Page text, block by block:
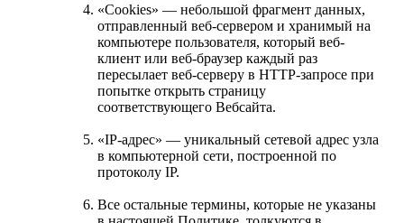
«Cookies» — небольшой фрагмент данных,
отправленный веб-сервером и хранимый на
компьютере пользователя, который веб-
клиент или веб-браузер каждый раз
пересылает веб-серверу в HTTP-запросе при
попытке открыть страницу
соответствующего Вебсайта.
«IP-адрес» — уникальный сетевой адрес узла
в компьютерной сети, построенной по
протоколу IP.
Все остальные термины, которые не указаны